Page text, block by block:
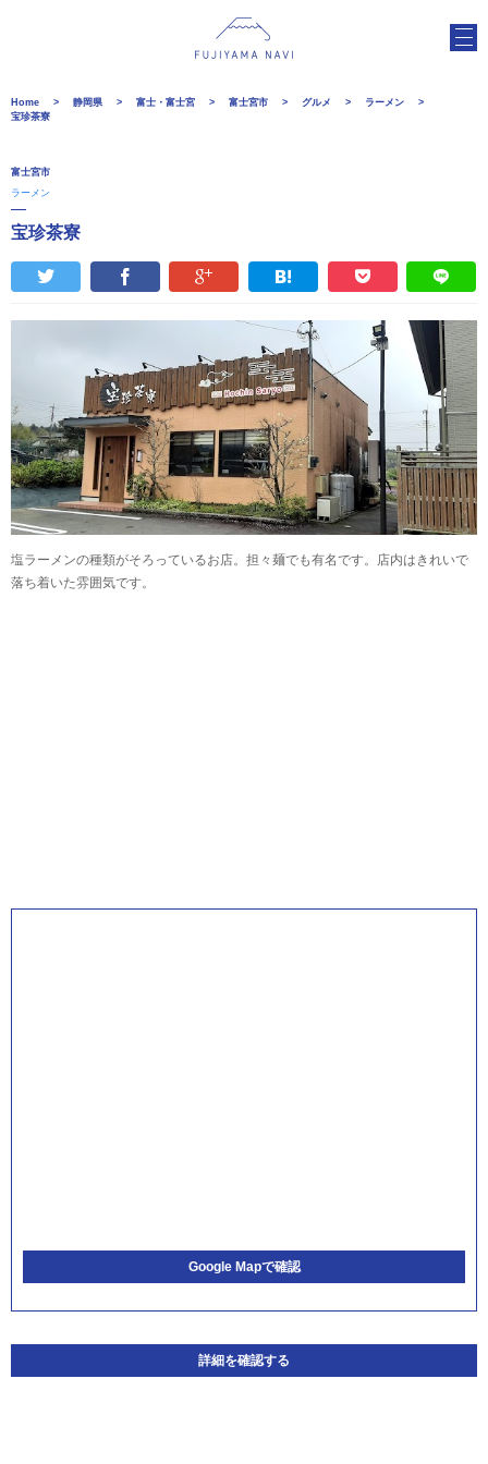
Home 静岡県 富士・富士宮 富士宮市 グルメ
ラーメン
宝珍茶寮
富士宮市
ラーメン
宝珍茶寮
塩ラーメンの種類がそろっているお店。担々麺でも有名です。店内はきれいで
落ち着いた雰囲気です。
Google Mapで確認
詳細を確認する